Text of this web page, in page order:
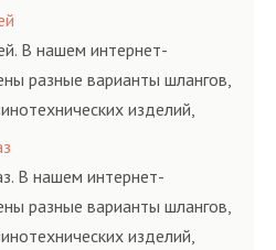
техническим условиям
В нашем интернет-
разные варианты шлангов,
изделий,
техническим условиям
В нашем интернет-
разные варианты шлангов,
изделий,